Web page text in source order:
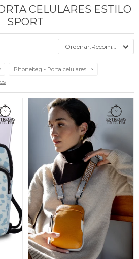
CELULARES ESTILO
SPORT
Recomendados
Phonebag - Porta celulares